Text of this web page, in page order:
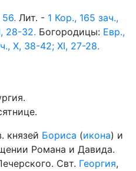
Лит. - 1 Кор., 165 зач.,
28-32. Богородицы: Евр.,
X, 38-42; XI, 27-28.
князей Бориса (икона) и
Романа и Давида.
Свт. Георгия,